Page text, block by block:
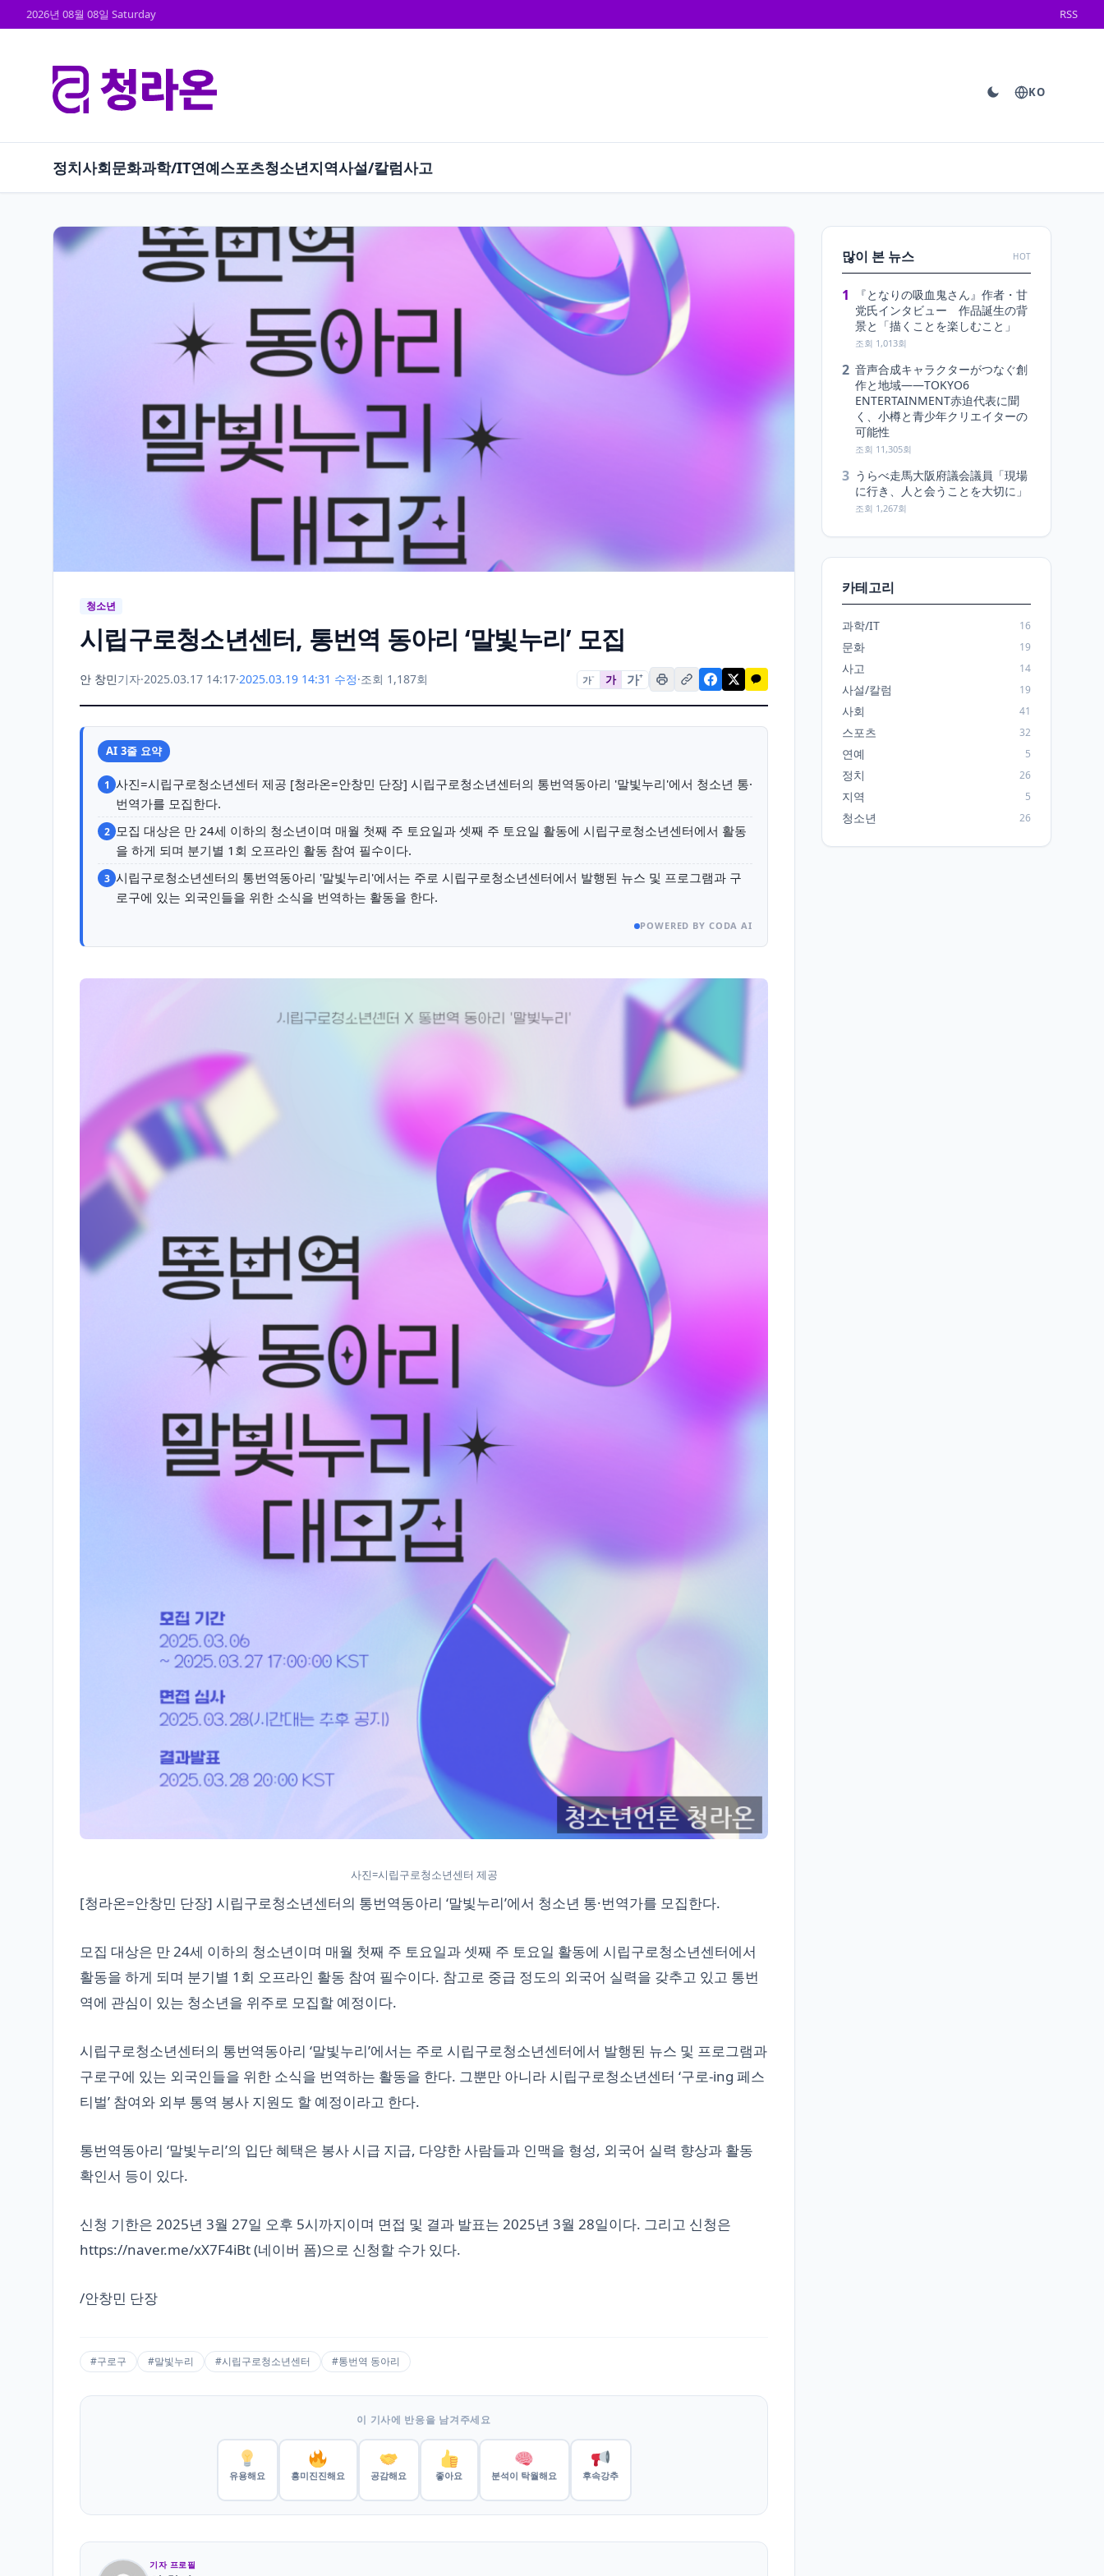
2026년 08월 08일 Saturday RSS
KO
정치사회문화과학/IT연예스포츠청소년지역사설/칼럼사고
청소년
시립구로청소년센터, 통번역 동아리 ‘말빛누리’ 모집
안 창민기자·2025.03.17 14:17·2025.03.19 14:31 수정·조회 1,187회 가− 가 가+
AI 3줄 요약
1 사진=시립구로청소년센터 제공 [청라온=안창민 단장] 시립구로청소년센터의 통번역동아리 '말빛누리'에서 청소년 통·
번역가를 모집한다.
2 모집 대상은 만 24세 이하의 청소년이며 매월 첫째 주 토요일과 셋째 주 토요일 활동에 시립구로청소년센터에서 활동
을 하게 되며 분기별 1회 오프라인 활동 참여 필수이다.
3 시립구로청소년센터의 통번역동아리 '말빛누리'에서는 주로 시립구로청소년센터에서 발행된 뉴스 및 프로그램과 구
로구에 있는 외국인들을 위한 소식을 번역하는 활동을 한다.
POWERED BY CODA AI
사진=시립구로청소년센터 제공
[청라온=안창민 단장] 시립구로청소년센터의 통번역동아리 ‘말빛누리’에서 청소년 통·번역가를 모집한다.
모집 대상은 만 24세 이하의 청소년이며 매월 첫째 주 토요일과 셋째 주 토요일 활동에 시립구로청소년센터에서
활동을 하게 되며 분기별 1회 오프라인 활동 참여 필수이다. 참고로 중급 정도의 외국어 실력을 갖추고 있고 통번
역에 관심이 있는 청소년을 위주로 모집할 예정이다.
시립구로청소년센터의 통번역동아리 ‘말빛누리’에서는 주로 시립구로청소년센터에서 발행된 뉴스 및 프로그램과
구로구에 있는 외국인들을 위한 소식을 번역하는 활동을 한다. 그뿐만 아니라 시립구로청소년센터 ‘구로-ing 페스
티벌’ 참여와 외부 통역 봉사 지원도 할 예정이라고 한다.
통번역동아리 ‘말빛누리’의 입단 혜택은 봉사 시급 지급, 다양한 사람들과 인맥을 형성, 외국어 실력 향상과 활동
확인서 등이 있다.
신청 기한은 2025년 3월 27일 오후 5시까지이며 면접 및 결과 발표는 2025년 3월 28일이다. 그리고 신청은
https://naver.me/xX7F4iBt (네이버 폼)으로 신청할 수가 있다.
/안창민 단장
#구로구 #말빛누리 #시립구로청소년센터 #통번역 동아리
이 기사에 반응을 남겨주세요
유용해요 흥미진진해요 공감해요 좋아요 분석이 탁월해요 후속강추
기자 프로필
많이 본 뉴스 HOT
1
『となりの吸血鬼さん』作者・甘
党氏インタビュー 作品誕生の背
景と「描くことを楽しむこと」
조회 1,013회
2 音声合成キャラクターがつなぐ創
作と地域――TOKYO6
ENTERTAINMENT赤迫代表に聞
く、小樽と青少年クリエイターの
可能性
조회 11,305회
3 うらべ走馬大阪府議会議員「現場
に行き、人と会うことを大切に」
조회 1,267회
카테고리
과학/IT 16
문화 19
사고 14
사설/칼럼 19
사회 41
스포츠 32
연예 5
정치 26
지역 5
청소년 26